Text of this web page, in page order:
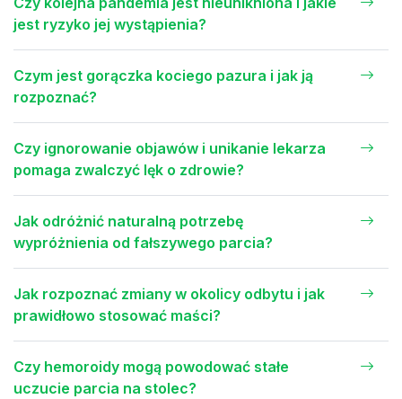
jest ryzyko jej wystąpienia?
Czym jest gorączka kociego pazura i jak ją
rozpoznać?
Czy ignorowanie objawów i unikanie lekarza
pomaga zwalczyć lęk o zdrowie?
Jak odróżnić naturalną potrzebę
wypróżnienia od fałszywego parcia?
Jak rozpoznać zmiany w okolicy odbytu i jak
prawidłowo stosować maści?
Czy hemoroidy mogą powodować stałe
uczucie parcia na stolec?